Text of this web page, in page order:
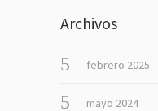
Archivos
febrero 2025
mayo 2024